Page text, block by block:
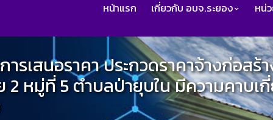
หน้าแรก เกี่ยวกับ อบจ.ระยอง หน่
ารเสนอราคา ประกวดราคาจ้างก่อ
2 หมู่ที่ 5 ตำบลป่ายุบใน มีความคาบ